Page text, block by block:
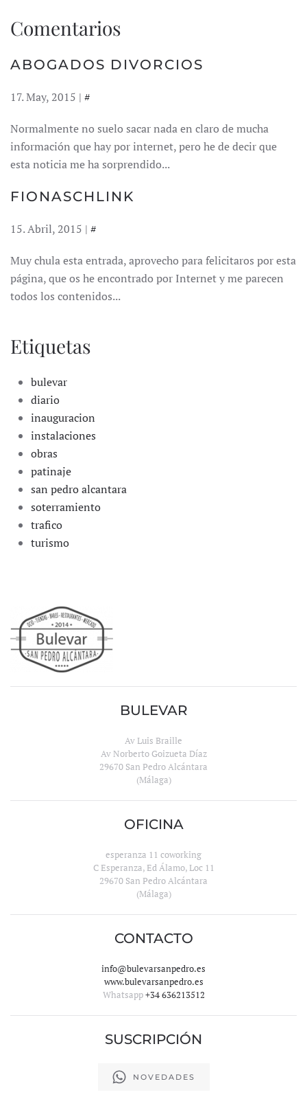
Comentarios
ABOGADOS DIVORCIOS
17. May, 2015 | #
Normalmente no suelo sacar nada en claro de mucha
información que hay por internet, pero he de decir que
esta noticia me ha sorprendido...
FIONASCHLINK
15. Abril, 2015 | #
Muy chula esta entrada, aprovecho para felicitaros por esta
página, que os he encontrado por Internet y me parecen
todos los contenidos...
Etiquetas
bulevar
diario
inauguracion
instalaciones
obras
patinaje
san pedro alcantara
soterramiento
trafico
turismo
BULEVAR
Av Luis Braille
Av Norberto Goizueta Díaz
29670 San Pedro Alcántara
(Málaga)
OFICINA
esperanza 11 coworking
C Esperanza, Ed Álamo, Loc 11
29670 San Pedro Alcántara
(Málaga)
CONTACTO
info@bulevarsanpedro.es
www.bulevarsanpedro.es
Whatsapp+34 636213512
SUSCRIPCIÓN
NOVEDADES